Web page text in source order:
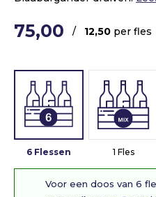
75,00 / 12,50 per fles
6 Flessen 1 Fles
Voor een doos van 6